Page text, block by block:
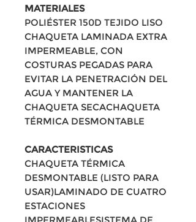
MATERIALES
POLIÉSTER 150D TEJIDO LISO
CHAQUETA LAMINADA EXTRA
IMPERMEABLE, CON
COSTURAS PEGADAS PARA
EVITAR LA PENETRACIÓN DEL
AGUA Y MANTENER LA
CHAQUETA SECACHAQUETA
TÉRMICA DESMONTABLE
CARACTERISTICAS
CHAQUETA TÉRMICA
DESMONTABLE (LISTO PARA
USAR)LAMINADO DE CUATRO
ESTACIONES